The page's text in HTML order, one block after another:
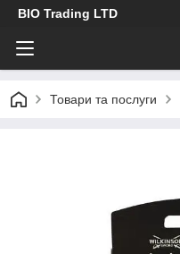
BIO Trading LTD
Товари та послуги